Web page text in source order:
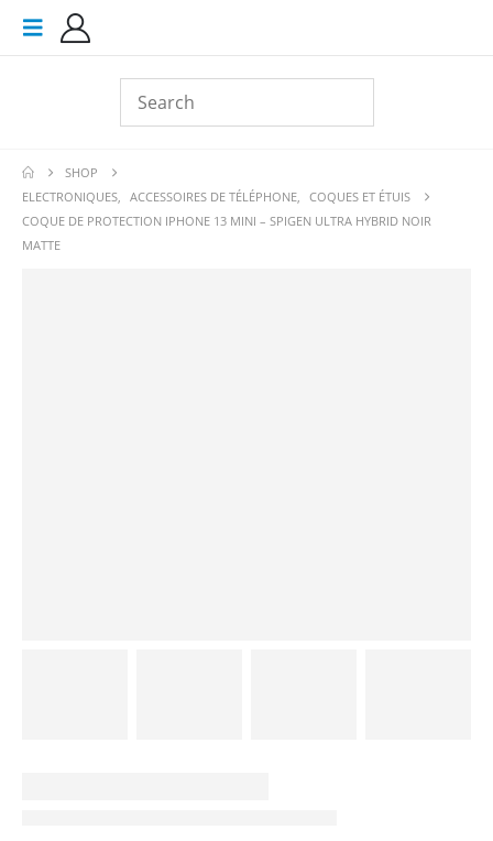
SHOP
ELECTRONIQUES, ACCESSOIRES DE TÉLÉPHONE, COQUES ET ÉTUIS
COQUE DE PROTECTION IPHONE 13 MINI – SPIGEN ULTRA HYBRID NOIR
MATTE